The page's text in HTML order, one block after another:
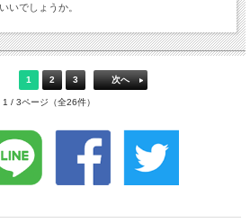
いでしょうか。
1 2 3 次へ
1 / 3ページ（全26件）